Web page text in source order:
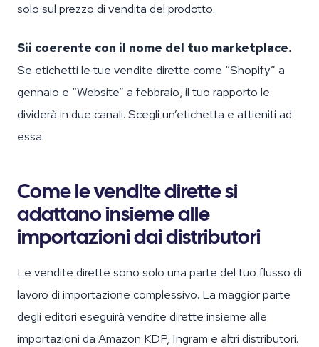
solo sul prezzo di vendita del prodotto.
Sii coerente con il nome del tuo marketplace.
Se etichetti le tue vendite dirette come “Shopify” a
gennaio e “Website” a febbraio, il tuo rapporto le
dividerà in due canali. Scegli un’etichetta e attieniti ad
essa.
Come le vendite dirette si
adattano insieme alle
importazioni dai distributori
Le vendite dirette sono solo una parte del tuo flusso di
lavoro di importazione complessivo. La maggior parte
degli editori eseguirà vendite dirette insieme alle
importazioni da Amazon KDP, Ingram e altri distributori.